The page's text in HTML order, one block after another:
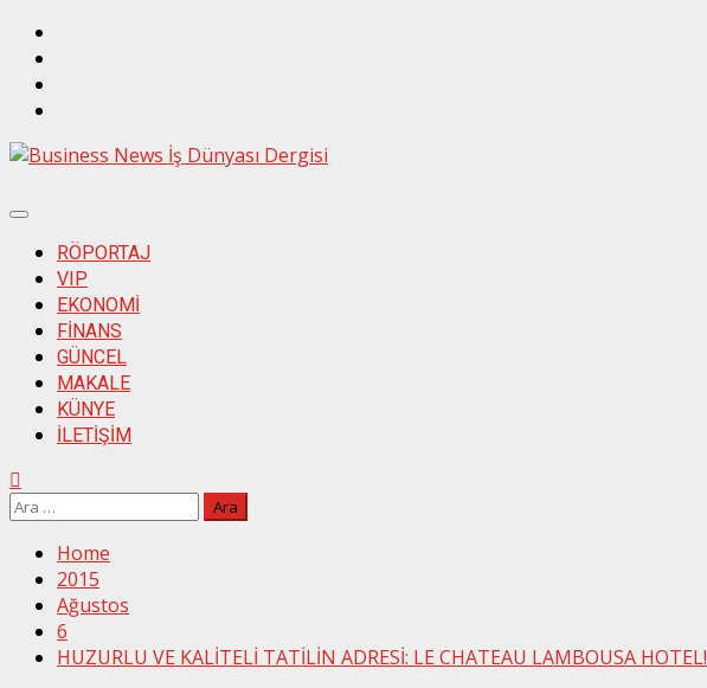
Skip
content
Primary
MenuRÖPORTAJ
VIP
EKONOMİ
FİNANS
GÜNCEL
MAKALE
KÜNYE
İLETİŞİM
Arama:
Home
2015
Ağustos
6
HUZURLU VE KALİTELİ TATİLİN ADRESİ: LE CHATEAU LAMBOUSA HOTEL!